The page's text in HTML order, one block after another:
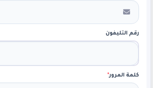
رقم التليفون
كلمة المرور*